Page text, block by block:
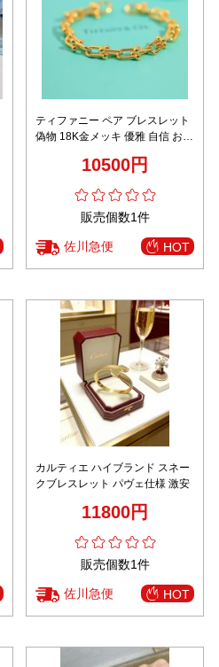
ティファニー ペア ブレスレット
偽物 18K金メッキ 優雅 自信 おし
10500円
販売個数1件
佐川急便 HOT
カルティエ ハイブランド スネー
クブレスレット パヴェ仕様 激安
11800円
販売個数1件
佐川急便 HOT